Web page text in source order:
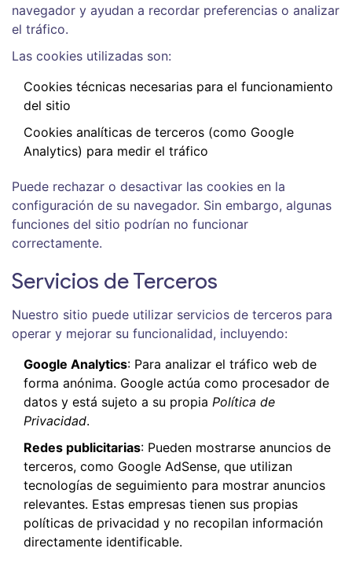
navegador y ayudan a recordar preferencias o analizar
el tráfico.
Las cookies utilizadas son:
Cookies técnicas necesarias para el funcionamiento
del sitio
Cookies analíticas de terceros (como Google
Analytics) para medir el tráfico
Puede rechazar o desactivar las cookies en la
configuración de su navegador. Sin embargo, algunas
funciones del sitio podrían no funcionar
correctamente.
Servicios de Terceros
Nuestro sitio puede utilizar servicios de terceros para
operar y mejorar su funcionalidad, incluyendo:
Google Analytics: Para analizar el tráfico web de
forma anónima. Google actúa como procesador de
datos y está sujeto a su propia Política de
Privacidad.
Redes publicitarias: Pueden mostrarse anuncios de
terceros, como Google AdSense, que utilizan
tecnologías de seguimiento para mostrar anuncios
relevantes. Estas empresas tienen sus propias
políticas de privacidad y no recopilan información
directamente identificable.